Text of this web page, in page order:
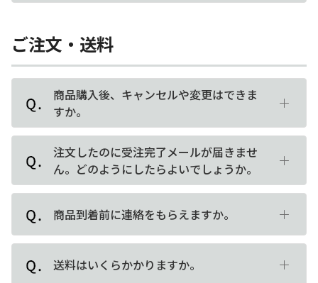
ご注文・送料
商品購入後、キャンセルや変更はできま
すか。
注文したのに受注完了メールが届きませ
ん。どのようにしたらよいでしょうか。
商品到着前に連絡をもらえますか。
送料はいくらかかりますか。